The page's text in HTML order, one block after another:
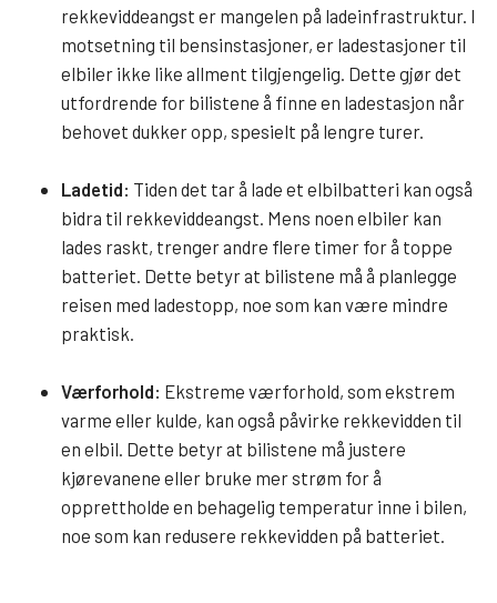
rekkeviddeangst er mangelen på ladeinfrastruktur. I
motsetning til bensinstasjoner, er ladestasjoner til
elbiler ikke like allment tilgjengelig. Dette gjør det
utfordrende for bilistene å finne en ladestasjon når
behovet dukker opp, spesielt på lengre turer.
Ladetid: Tiden det tar å lade et elbilbatteri kan også
bidra til rekkeviddeangst. Mens noen elbiler kan
lades raskt, trenger andre flere timer for å toppe
batteriet. Dette betyr at bilistene må å planlegge
reisen med ladestopp, noe som kan være mindre
praktisk.
Værforhold: Ekstreme værforhold, som ekstrem
varme eller kulde, kan også påvirke rekkevidden til
en elbil. Dette betyr at bilistene må justere
kjørevanene eller bruke mer strøm for å
opprettholde en behagelig temperatur inne i bilen,
noe som kan redusere rekkevidden på batteriet.